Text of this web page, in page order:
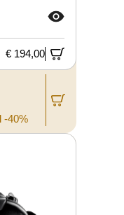
€ 194,00
-40%